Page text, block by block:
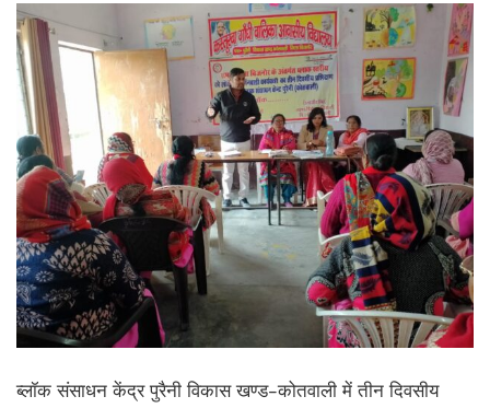
ब्लॉक संसाधन केंद्र पुरैनी विकास खण्ड–कोतवाली में तीन दिवसीय